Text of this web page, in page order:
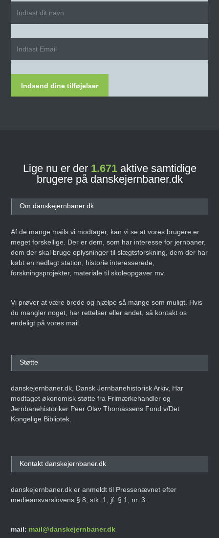
Indsend dine tilføjelser
Lige nu er der 1.671aktive samtidige
brugere på danskejernbaner.dk
Om danskejernbaner.dk
Af de mange mails vi modtager, kan vi se at vores brugere er
meget forskellige. Der er dem, som har interesse for jernbaner,
dem der skal bruge oplysninger til slægtsforskning, dem der har
købt en nedlagt station, historie interesserede,
forskningsprojekter, materiale til skoleopgaver mv.
Vi prøver at være brede og hjælpe så mange som muligt. Hvis
du mangler noget, har rettelser eller andet, så kontakt os
endeligt på vores mail.
Støtte
danskejernbaner.dk, Dansk Jernbanehistorisk Arkiv, Har
modtaget økonomisk støtte fra Frimærkehandler og
Jernbanehistoriker Peer Olav Thomassens Fond v/Det
Kongelige Bibliotek.
Kontakt danskejernbaner.dk
danskejernbaner.dk er anmeldt til Pressenævnet efter
medieansvarslovens § 8, stk. 1, jf. § 1, nr. 3.
mail: mail@danskejernbaner.dk